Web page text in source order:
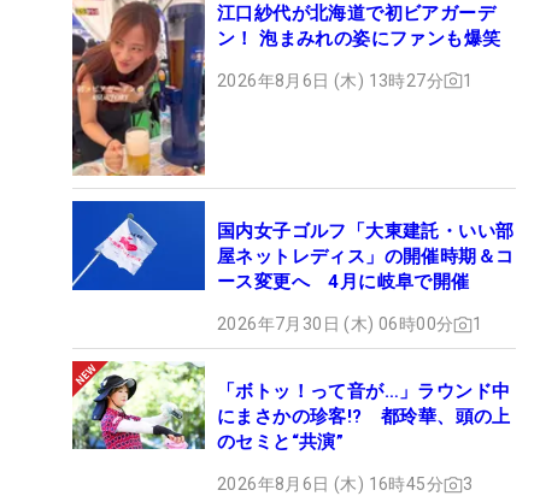
江口紗代が北海道で初ビアガーデ
ン！ 泡まみれの姿にファンも爆笑
2026年8月6日 (木) 13時27分 1
国内女子ゴルフ「大東建託・いい部
屋ネットレディス」の開催時期＆コ
ース変更へ 4月に岐阜で開催
2026年7月30日 (木) 06時00分 1
「ボトッ！って音が…」ラウンド中
にまさかの珍客!? 都玲華、頭の上
のセミと“共演”
2026年8月6日 (木) 16時45分 3